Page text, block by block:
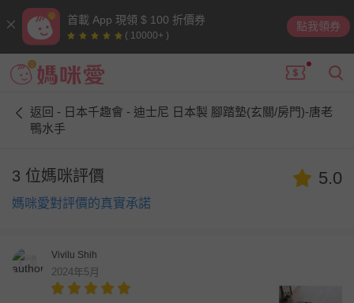
首載 App 現領 $ 100 折價券
( 10000+ )
點我領券
返回 - 日本千趣會 - 迪士尼 日本製 腳踏墊(玄關/房門)-唐老
鴨水手
3 位媽咪評價
媽咪愛對評價的真實承諾
5.0
Vivilu Shih
2024年5月